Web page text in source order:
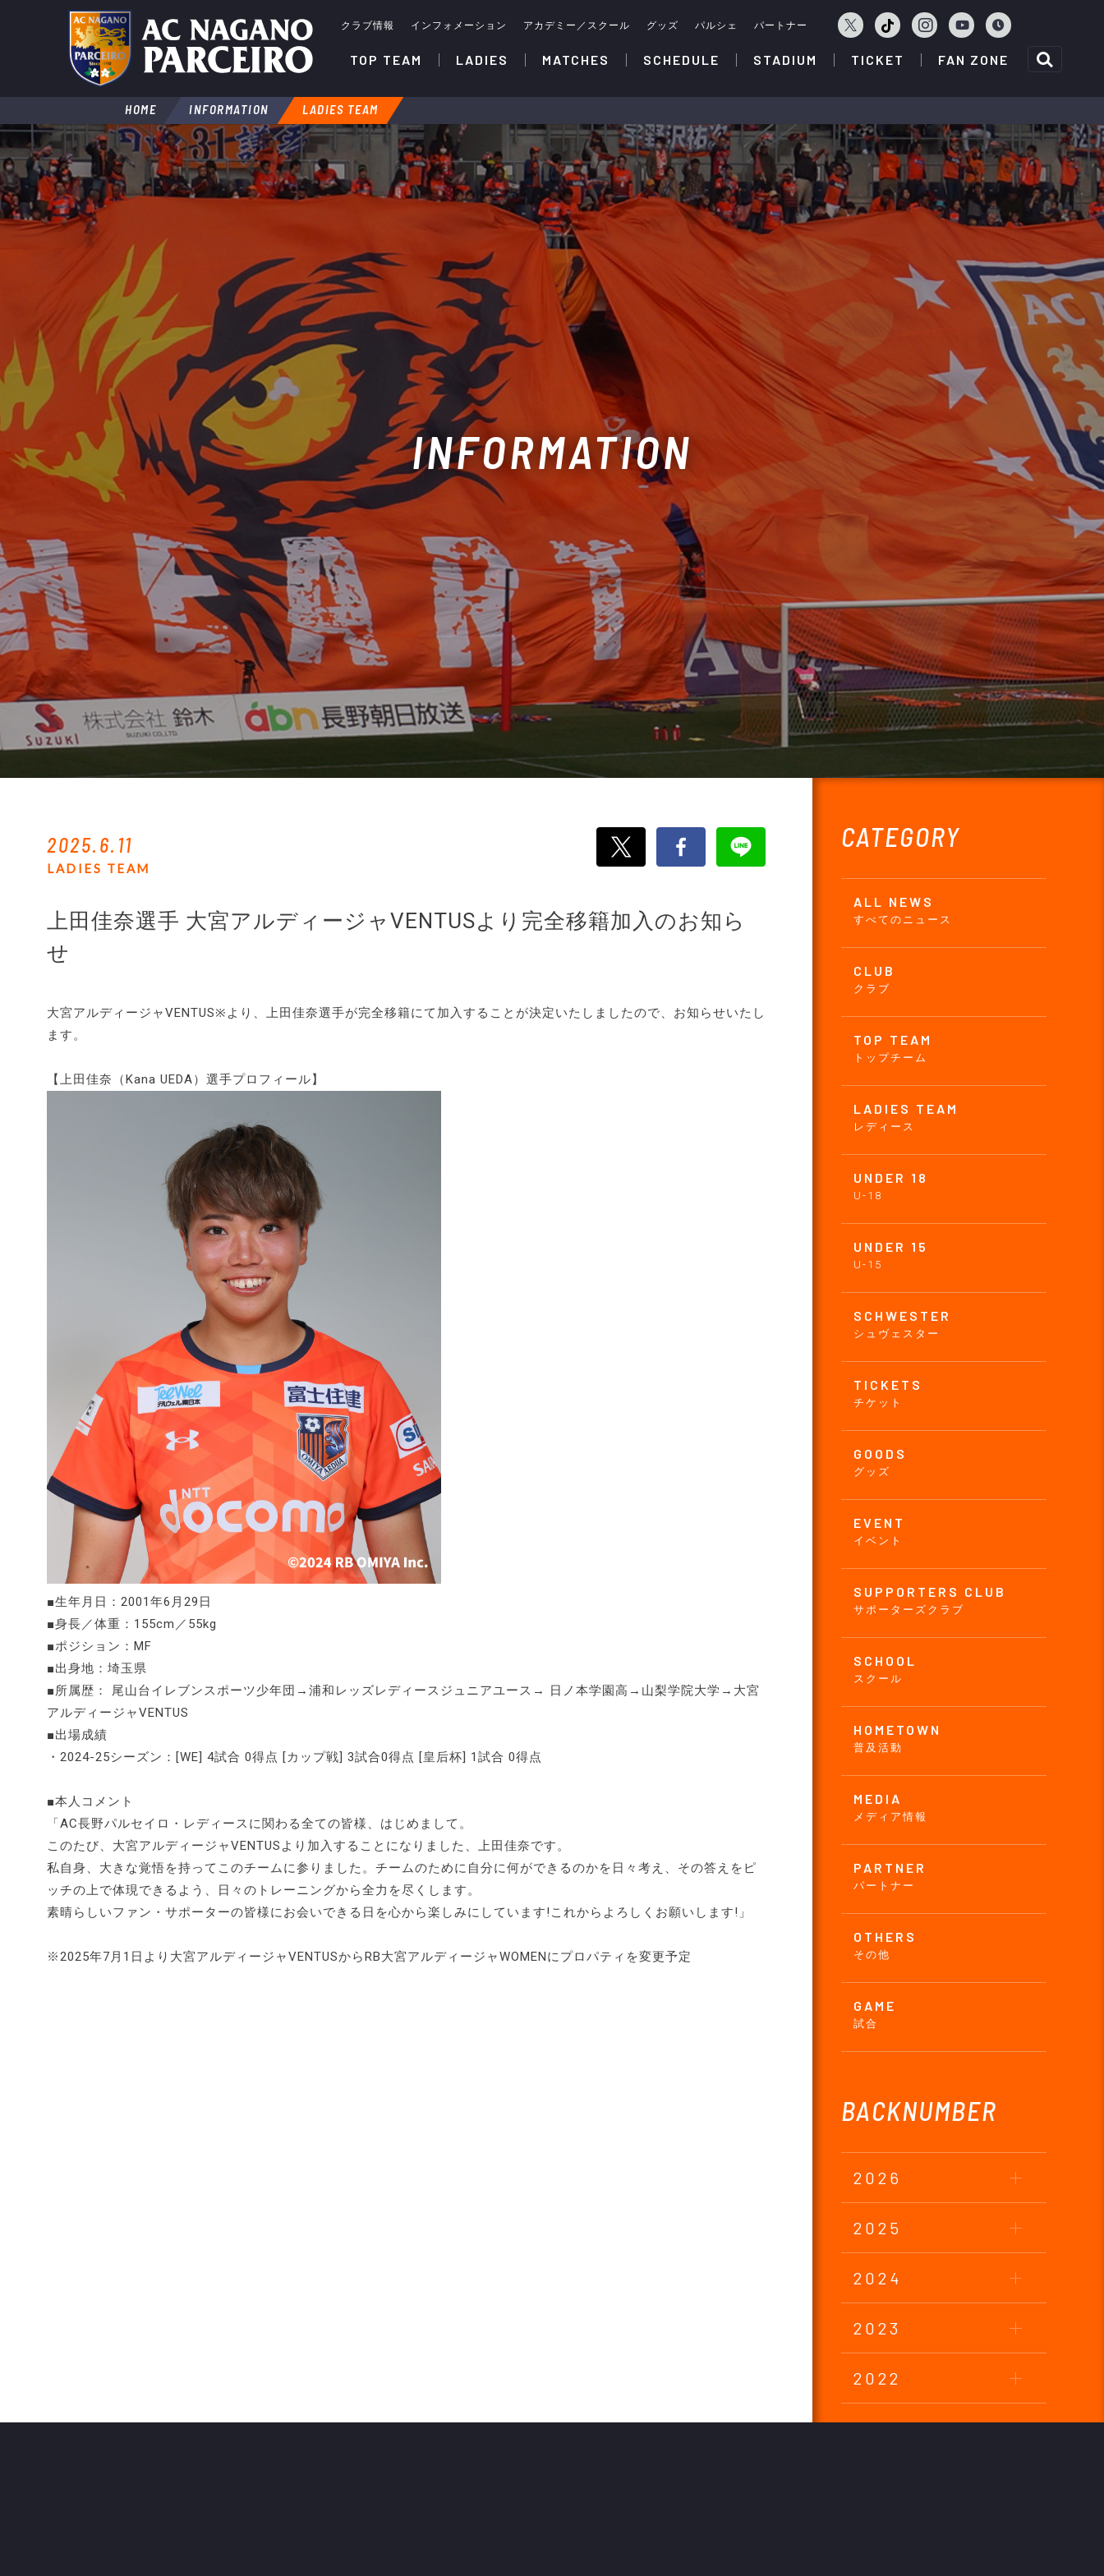
クラブ情報 インフォメーション アカデミー／スクール グッズ パルシェ パートナー
TOP TEAM LADIES MATCHES SCHEDULE STADIUM TICKET FAN ZONE
HOME INFORMATION LADIES TEAM
INFORMATION
CATEGORY
ALL NEWS
すべてのニュース
CLUB
クラブ
TOP TEAM
トップチーム
LADIES TEAM
レディース
UNDER 18
U-18
UNDER 15
U-15
SCHWESTER
シュヴェスター
TICKETS
チケット
GOODS
グッズ
EVENT
イベント
SUPPORTERS CLUB
サポーターズクラブ
SCHOOL
スクール
HOMETOWN
普及活動
MEDIA
メディア情報
PARTNER
パートナー
OTHERS
その他
GAME
試合
BACKNUMBER
2026
2025
2024
2023
2022
2021
2025.6.11
LADIES TEAM
上田佳奈選手 大宮アルディージャVENTUSより完全移籍加入のお知ら
せ
大宮アルディージャVENTUS※より、上田佳奈選手が完全移籍にて加入することが決定いたしましたので、お知らせいたし
ます。
【上田佳奈（Kana UEDA）選手プロフィール】
■生年月日：2001年6月29日
■身長／体重：155cm／55kg
■ポジション：MF
■出身地：埼玉県
■所属歴： 尾山台イレブンスポーツ少年団→浦和レッズレディースジュニアユース→ 日ノ本学園高→山梨学院大学→大宮
アルディージャVENTUS
■出場成績
・2024-25シーズン：[WE] 4試合 0得点 [カップ戦] 3試合0得点 [皇后杯] 1試合 0得点
■本人コメント
「AC長野パルセイロ・レディースに関わる全ての皆様、はじめまして。
このたび、大宮アルディージャVENTUSより加入することになりました、上田佳奈です。
私自身、大きな覚悟を持ってこのチームに参りました。チームのために自分に何ができるのかを日々考え、その答えをピ
ッチの上で体現できるよう、日々のトレーニングから全力を尽くします。
素晴らしいファン・サポーターの皆様にお会いできる日を心から楽しみにしています!これからよろしくお願いします!」
※2025年7月1日より大宮アルディージャVENTUSからRB大宮アルディージャWOMENにプロパティを変更予定